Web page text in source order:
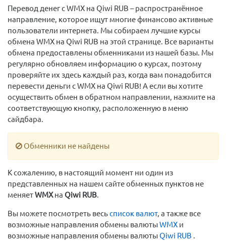
Перевод денег с WMX на Qiwi RUB – распространённое
направление, которое ищут многие финансово активные
пользователи интернета. Мы собираем лучшие курсы
обмена WMX на Qiwi RUB на этой странице. Все варианты
обмена предоставлены обменниками из нашей базы. Мы
регулярно обновляем информацию о курсах, поэтому
проверяйте их здесь каждый раз, когда вам понадобится
перевести деньги с WMX на Qiwi RUB! А если вы хотите
осуществить обмен в обратном направлении, нажмите на
соответствующую кнопку, расположенную в меню
сайдбара.
Обменники не найдены
К сожалению, в настоящий момент ни один из
представленных на нашем сайте обменных пунктов не
меняетWMXна Qiwi RUB.
Вы можете посмотреть весьсписок валют, а также все
возможные направления обмены валютыWMX и
возможные направления обмены валютыQiwi RUB .